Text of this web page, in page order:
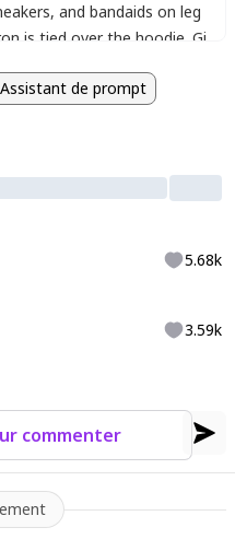
commenter
, and bandaids on leg
is tied over the hoodie. Gi
and rests his chin on his ha
character illustration
Assistant de prompt
5.68k
3.59k